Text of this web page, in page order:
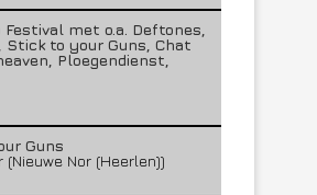
Festival met o.a. Deftones,
Stick to your Guns, Chat
Ploegendienst,
Guns
(Nieuwe Nor (Heerlen))